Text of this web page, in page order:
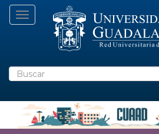
Pasar
Toggle navigation
Buscar